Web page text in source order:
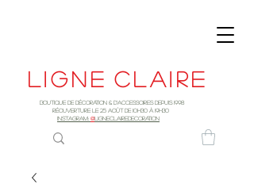
Ligne claire
Boutique de décoration & d'accessoires depuis 1998
RÉOUVERTURE LE 25 AOûT DE 10h30 à 19H30
INSTAGRAM: @LIGNECLAIREDECORATION